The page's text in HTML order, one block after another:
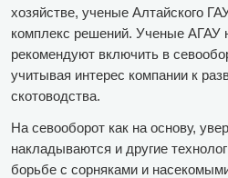
хозяйстве, ученые Алтайского
комплекс решений. Ученые АГАУ
рекомендуют включить в
учитывая интерес компании к
скотоводства.
На севооборот как на основу,
накладываются и другие
борьбе с сорняками и